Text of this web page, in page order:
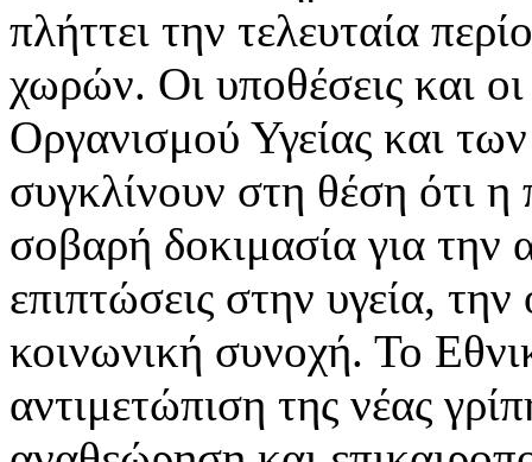
πλήττει την τελευταία
χωρών. Οι υποθέσεις και
Οργανισμού Υγείας και
συγκλίνουν στη θέση ότι η
σοβαρή δοκιμασία για την
επιπτώσεις στην υγεία,
κοινωνική συνοχή. Το
αντιμετώπιση της νέας